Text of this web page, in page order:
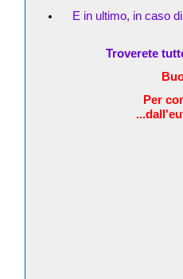
E in ultimo, in caso
Troverete
Per